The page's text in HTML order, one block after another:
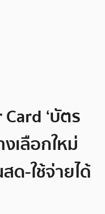
‘บัตร
เลือกใหม่
ด-ใช้จ่ายได้